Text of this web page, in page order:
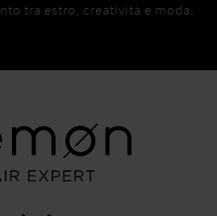
tra estro, creatività e moda.